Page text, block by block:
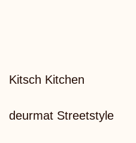
Kitsch Kitchen
deurmat Streetstyle